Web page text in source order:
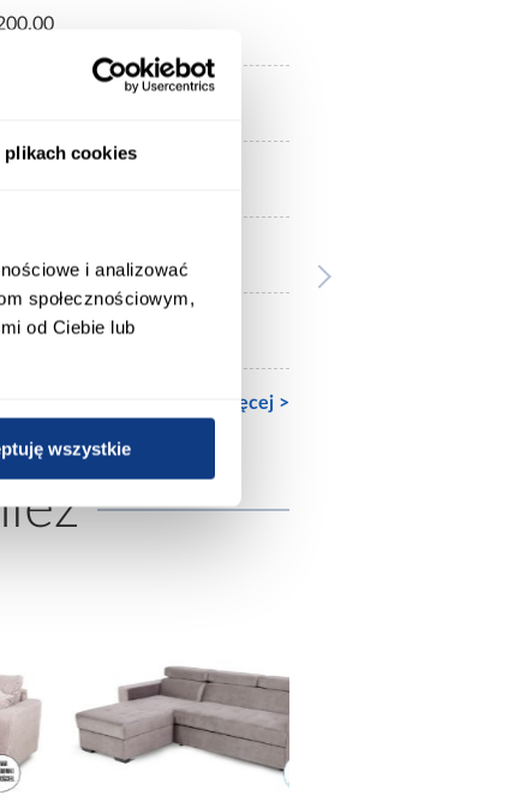
plikach cookies
i analizować
społecznościowym,
od Ciebie lub
wszystkie
stelażem
Zobacz więcej >